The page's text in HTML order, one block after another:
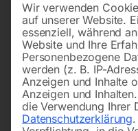
Wir verwenden
auf unserer Website.
essenziell, während
Website und Ihre
Personenbezogene
werden (z. B. IP-
Anzeigen und Inhalte
Anzeigen und Inhalten.
die Verwendung Ihrer
Datenschutzerklärung.